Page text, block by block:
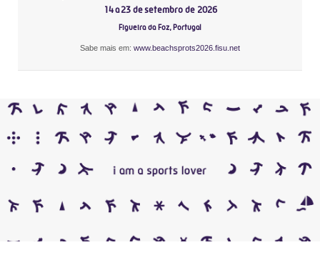
14 a 23 de setembro de 2026
Figueira da Foz, Portugal
Sabe mais em: www.beachsprots2026.fisu.net